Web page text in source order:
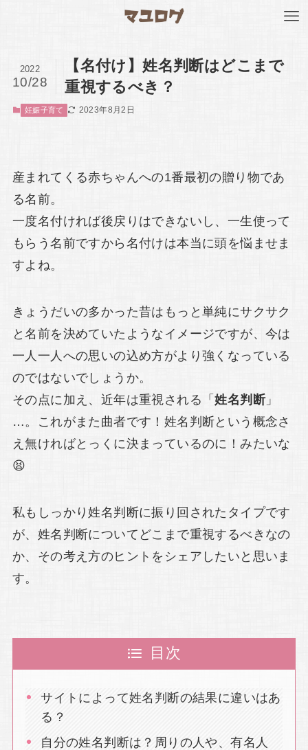
【名付け】姓名判断はどこまで
重視するべき？
2022
10/28
妊娠子育て 2023年8月2日
産まれてくる赤ちゃんへの1番最初の贈り物であ
る名前。
一度名付ければ後戻りはできないし、一生使って
もらう名前ですから名付けは本当に頭を悩ませま
すよね。
きょうだいの多かった昔はもっと単純にサクサク
と名前を決めていたようなイメージですが、今は
一人一人への思いの込め方がより強くなっている
のではないでしょうか。
その点に加え、近年は重視される「姓名判断」
…。これがまた曲者です！姓名判断という概念さ
え無ければとっくに決まっているのに！みたいな
😫
私もしっかり姓名判断に振り回されたタイプです
が、姓名判断についてどこまで重視するべきなの
か、その考え方のヒントをシェアしたいと思いま
す。
目次
サイトによって姓名判断の結果に違いはあ
る？
自分の姓名判断は？周りの人や、有名人